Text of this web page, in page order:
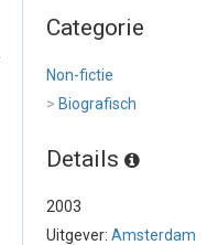
Categorie
Non-fictie
> Biografisch
Details
2003
Uitgever: Amsterdam